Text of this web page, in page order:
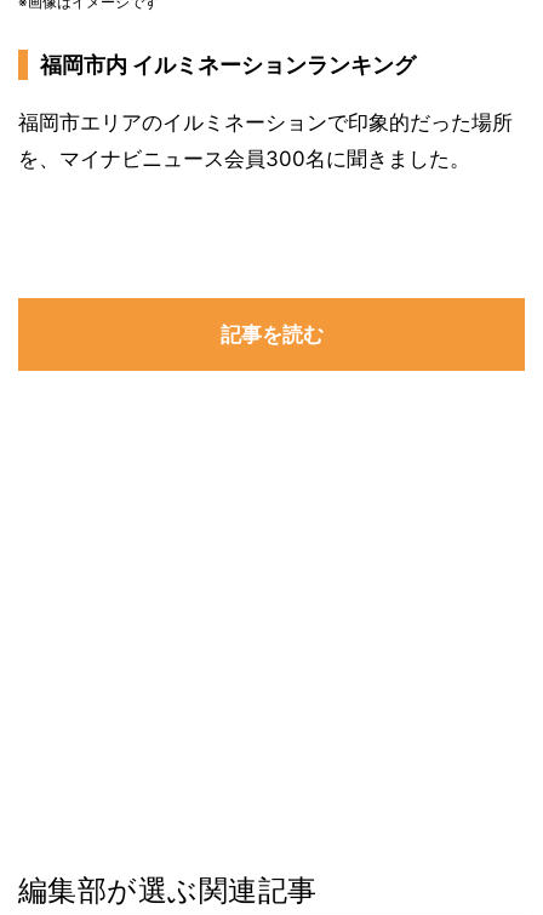
福岡市内 イルミネーションランキング
福岡市エリアのイルミネーションで印象的だった場所
を、マイナビニュース会員300名に聞きました。
記事を読む
編集部が選ぶ関連記事